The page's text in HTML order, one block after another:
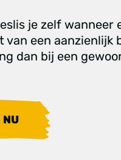
je zelf wanneer
een aanzienlijk
dan bij een
NU